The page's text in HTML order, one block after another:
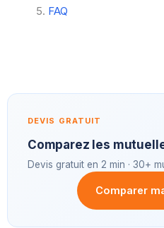
FAQ
DEVIS GRATUIT
Comparez les
Devis gratuit en 2 min · 30+
Comparer